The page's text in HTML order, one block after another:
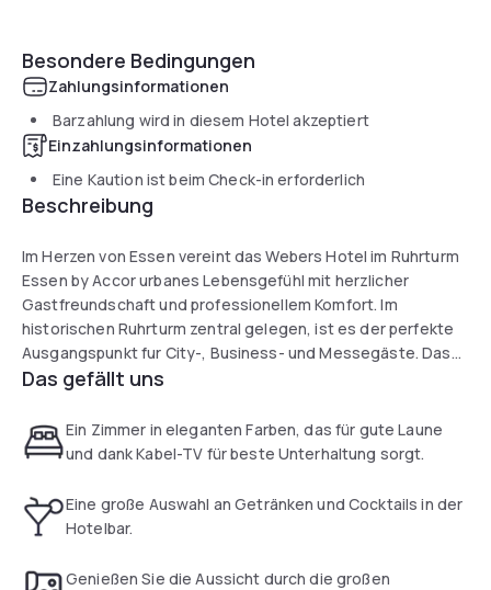
Besondere Bedingungen
Zahlungsinformationen
Barzahlung wird in diesem Hotel akzeptiert
Einzahlungsinformationen
Eine Kaution ist beim Check-in erforderlich
Beschreibung
Im Herzen von Essen vereint das Webers Hotel im Ruhrturm
Essen by Accor urbanes Lebensgefühl mit herzlicher
Gastfreundschaft und professionellem Komfort. Im
historischen Ruhrturm zentral gelegen, ist es der perfekte
Ausgangspunkt fur City-, Business- und Messegäste. Das
Haus bietet 137 moderne Zimmer in verschiedenen
Ein Highlight ist der 2.000 qm grosse Veranstaltungsbereich
mit 16 flexibel nutzbaren Räumen für Events bis zu 400
Das gefällt uns
Ein Zimmer in eleganten Farben, das für gute Laune
und dank Kabel-TV für beste Unterhaltung sorgt.
Eine große Auswahl an Getränken und Cocktails in der
Hotelbar.
Genießen Sie die Aussicht durch die großen